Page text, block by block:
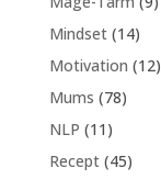
Mindset(14)
Motivation (12)
Mums (78)
NLP (11)
Recept(45)